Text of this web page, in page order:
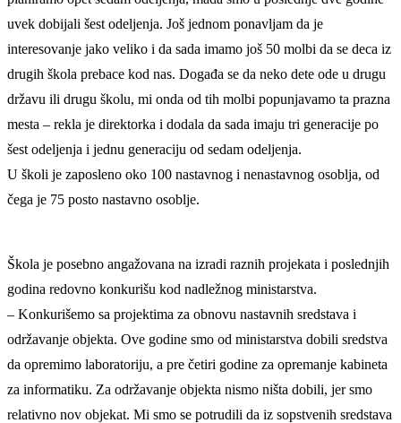
uvek dobijali šest odeljenja. Još jednom ponavljam da je
interesovanje jako veliko i da sada imamo još 50 molbi da se deca iz
drugih škola prebace kod nas. Događa se da neko dete ode u drugu
državu ili drugu školu, mi onda od tih molbi popunjavamo ta prazna
mesta – rekla je direktorka i dodala da sada imaju tri generacije po
šest odeljenja i jednu generaciju od sedam odeljenja.
U školi je zaposleno oko 100 nastavnog i nenastavnog osoblja, od
čega je 75 posto nastavno osoblje.
Škola je posebno angažovana na izradi raznih projekata i poslednjih
godina redovno konkurišu kod nadležnog ministarstva.
– Konkurišemo sa projektima za obnovu nastavnih sredstava i
održavanje objekta. Ove godine smo od ministarstva dobili sredstva
da opremimo laboratoriju, a pre četiri godine za opremanje kabineta
za informatiku. Za održavanje objekta nismo ništa dobili, jer smo
relativno nov objekat. Mi smo se potrudili da iz sopstvenih sredstava